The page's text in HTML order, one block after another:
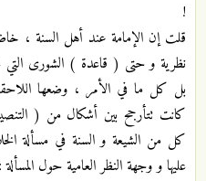
!
قلت إن الإمامة عند أهل السنة ،
نظرية و حتى ( قاعدة ) الشورى التي
بل كل ما في الأمر ، وضعها
كانت تتأرجح بين أشكال من (
كل من الشيعة و السنة في مسألة
عليها و وجهة النظر العامية حول المسألة :